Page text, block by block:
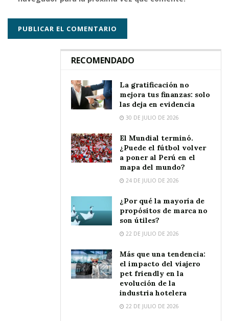
RECOMENDADO
La gratificación no
mejora tus finanzas: solo
las deja en evidencia
30 DE JULIO DE 2026
El Mundial terminó.
¿Puede el fútbol volver
a poner al Perú en el
mapa del mundo?
24 DE JULIO DE 2026
¿Por qué la mayoría de
propósitos de marca no
son útiles?
22 DE JULIO DE 2026
Más que una tendencia:
el impacto del viajero
pet friendly en la
evolución de la
industria hotelera
22 DE JULIO DE 2026